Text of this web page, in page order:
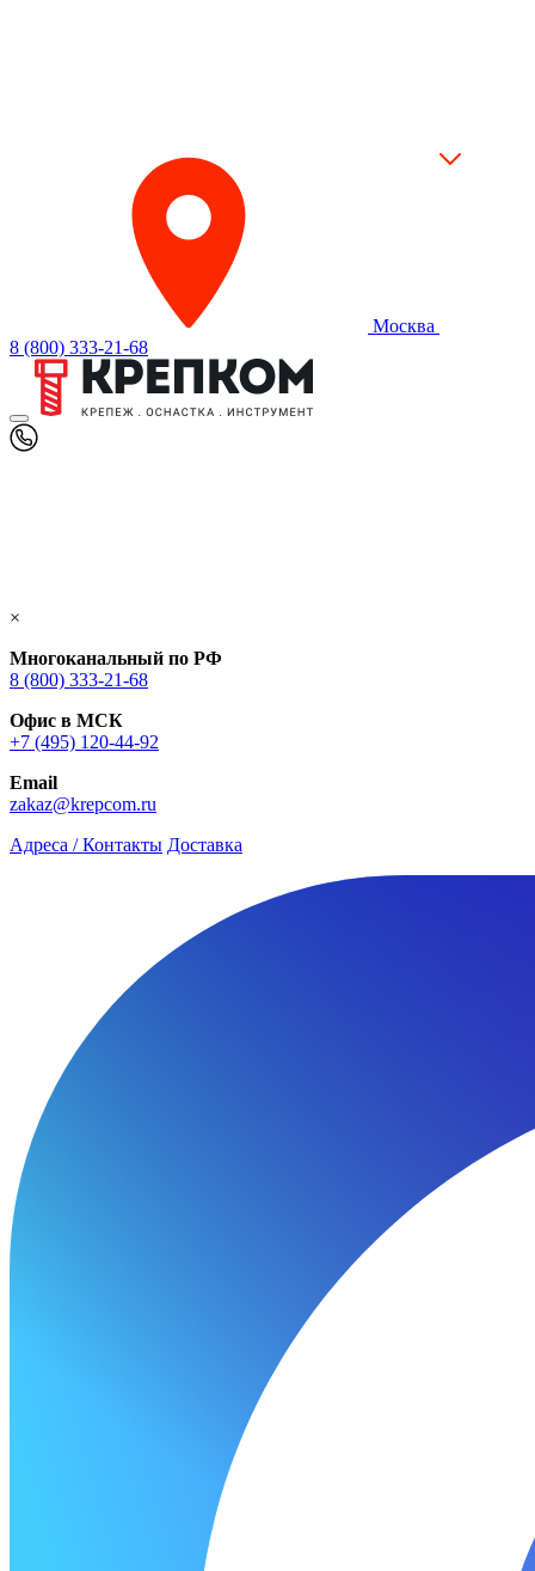
Москва
8 (800) 333-21-68
×
Многоканальный по РФ
8 (800) 333‑21-68
Офис в МСК
+7 (495) 120-44-92
Email
zakaz@krepcom.ru
Адреса / Контакты Доставка